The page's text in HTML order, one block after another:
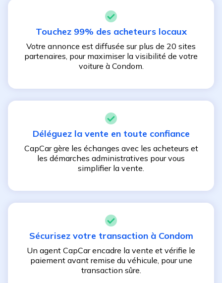
Touchez 99% des acheteurs locaux
Votre annonce est diffusée sur plus de 20 sites
partenaires, pour maximiser la visibilité de votre
voiture à Condom.
Déléguez la vente en toute confiance
CapCar gère les échanges avec les acheteurs et
les démarches administratives pour vous
simplifier la vente.
Sécurisez votre transaction à Condom
Un agent CapCar encadre la vente et vérifie le
paiement avant remise du véhicule, pour une
transaction sûre.